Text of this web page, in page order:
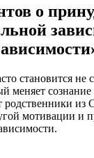
о
становится не
меняет сознание
родственники из
мотивации и